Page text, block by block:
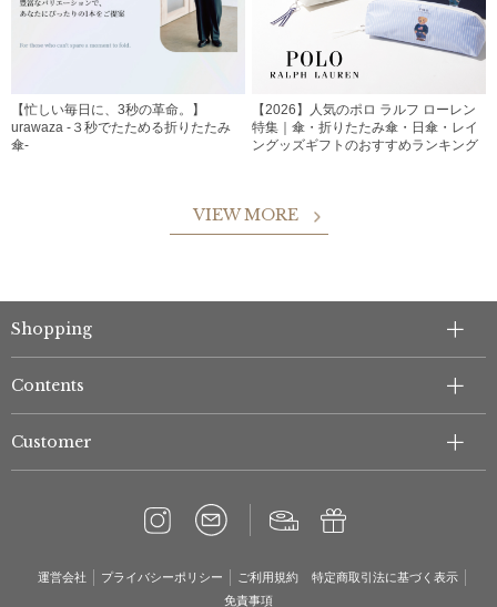
【忙しい毎日に、3秒の革命。】
urawaza -３秒でたためる折りたたみ
傘-
【2026】人気のポロ ラルフ ローレン
特集｜傘・折りたたみ傘・日傘・レイ
ングッズギフトのおすすめランキング
VIEW MORE
Shopping
Contents
Customer
運営会社 プライバシーポリシー ご利用規約
特定商取引法に基づく表示
免責事項